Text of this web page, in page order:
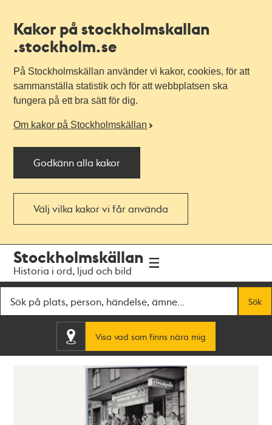
Kakor på stockholmskallan
.stockholm.se
På Stockholmskällan använder vi kakor, cookies, för att
sammanställa statistik och för att webbplatsen ska
fungera på ett bra sätt för dig.
Om kakor på Stockholmskällan
Godkänn alla kakor
Välj vilka kakor vi får använda
navigationen
huvudinnehållet
Stockholmskällan
Historia i ord, ljud och bild
Sök
Visa vad som finns nära mig